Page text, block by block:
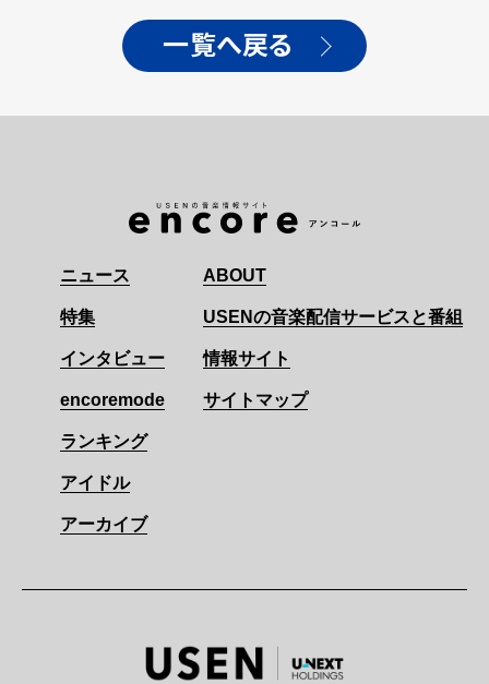
日（水）には東京ドーム公
のジャケ写も解禁！
一覧へ戻る
ニュース
特集
インタビュー
encoremode
ランキング
アイドル
アーカイブ
ABOUT
USENの音楽配信サービスと番組
情報サイト
サイトマップ